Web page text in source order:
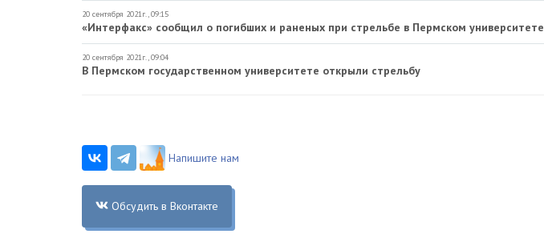
20 сентября 2021г., 09:15
«Интерфакс» сообщил о погибших и раненых при стрельбе в Пермском университете
20 сентября 2021г., 09:04
В Пермском государственном университете открыли стрельбу
Напишите нам
Обсудить в Вконтакте